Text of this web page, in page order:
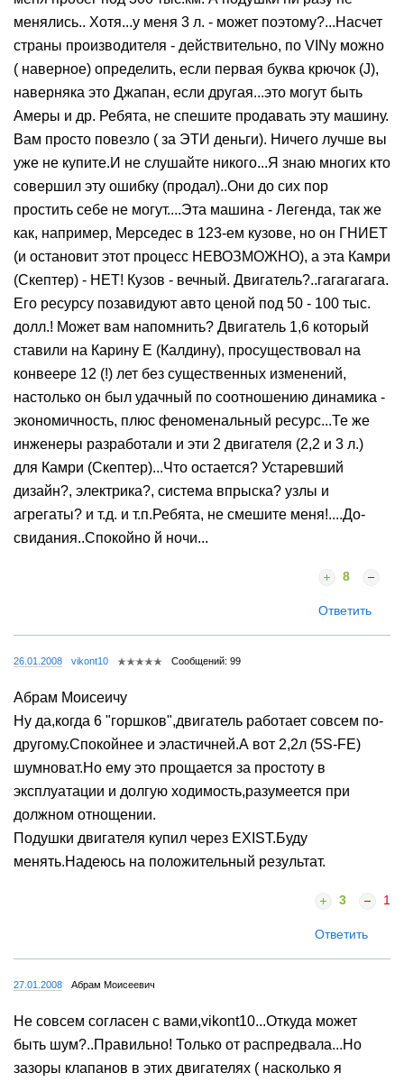
менялись.. Хотя...у меня 3 л. - может поэтому?...Насчет
страны производителя - действительно, по VINу можно
( наверное) определить, если первая буква крючок (J),
наверняка это Джапан, если другая...это могут быть
Амеры и др. Ребята, не спешите продавать эту машину.
Вам просто повезло ( за ЭТИ деньги). Ничего лучше вы
уже не купите.И не слушайте никого...Я знаю многих кто
совершил эту ошибку (продал)..Они до сих пор
простить себе не могут....Эта машина - Легенда, так же
как, например, Мерседес в 123-ем кузове, но он ГНИЕТ
(и остановит этот процесс НЕВОЗМОЖНО), а эта Камри
(Скептер) - НЕТ! Кузов - вечный. Двигатель?..гагагагага.
Его ресурсу позавидуют авто ценой под 50 - 100 тыс.
долл.! Может вам напомнить? Двигатель 1,6 который
ставили на Карину Е (Калдину), просуществовал на
конвеере 12 (!) лет без существенных изменений,
настолько он был удачный по соотношению динамика -
экономичность, плюс феноменальный ресурс...Те же
инженеры разработали и эти 2 двигателя (2,2 и 3 л.)
для Камри (Скептер)...Что остается? Устаревший
дизайн?, электрика?, система впрыска? узлы и
агрегаты? и т.д. и т.п.Ребята, не смешите меня!....До-
свидания..Спокойно й ночи...
8
Ответить
26.01.2008 vikont10 Сообщений: 99
Абрам Моисеичу
Ну да,когда 6 "горшков",двигатель работает совсем по-
другому.Спокойнее и эластичней.А вот 2,2л (5S-FE)
шумноват.Но ему это прощается за простоту в
эксплуатации и долгую ходимость,разумеется при
должном отнощении.
Подушки двигателя купил через EXIST.Буду
менять.Надеюсь на положительный результат.
3 1
Ответить
27.01.2008 Абрам Моисеевич
Не совсем согласен с вами,vikont10...Откуда может
быть шум?..Правильно! Только от распредвала...Но
зазоры клапанов в этих двигателях ( насколько я